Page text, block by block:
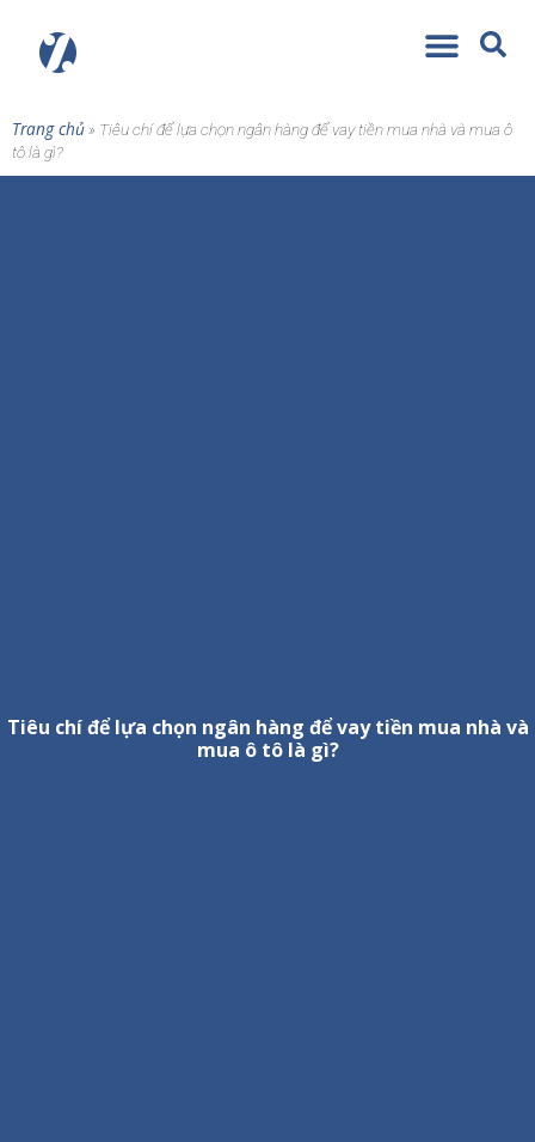
Trang chủ» Tiêu chí để lựa chọn ngân hàng để vay tiền mua nhà và mua ô
tô là gì?
Tiêu chí để lựa chọn ngân hàng để vay tiền mua nhà và
mua ô tô là gì?